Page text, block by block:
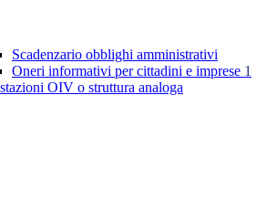
Scadenzario obblighi amministrativi
Oneri informativi per cittadini e imprese 1
OIV o struttura analoga